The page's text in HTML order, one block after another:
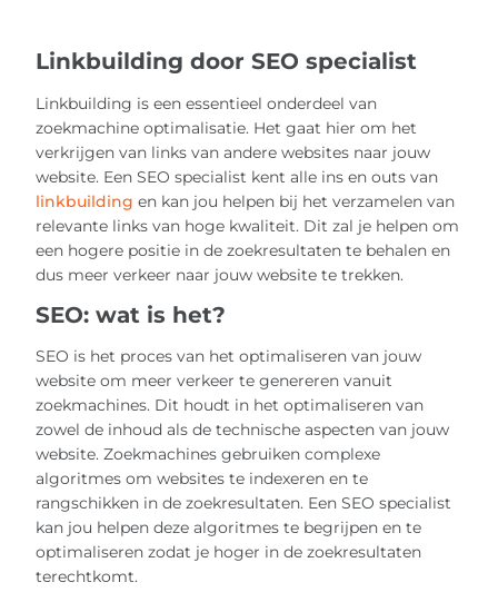
Linkbuilding door SEO specialist
Linkbuilding is een essentieel onderdeel van
zoekmachine optimalisatie. Het gaat hier om het
verkrijgen van links van andere websites naar jouw
website. Een SEO specialist kent alle ins en outs van
linkbuilding en kan jou helpen bij het verzamelen van
relevante links van hoge kwaliteit. Dit zal je helpen om
een hogere positie in de zoekresultaten te behalen en
dus meer verkeer naar jouw website te trekken.
SEO: wat is het?
SEO is het proces van het optimaliseren van jouw
website om meer verkeer te genereren vanuit
zoekmachines. Dit houdt in het optimaliseren van
zowel de inhoud als de technische aspecten van jouw
website. Zoekmachines gebruiken complexe
algoritmes om websites te indexeren en te
rangschikken in de zoekresultaten. Een SEO specialist
kan jou helpen deze algoritmes te begrijpen en te
optimaliseren zodat je hoger in de zoekresultaten
terechtkomt.